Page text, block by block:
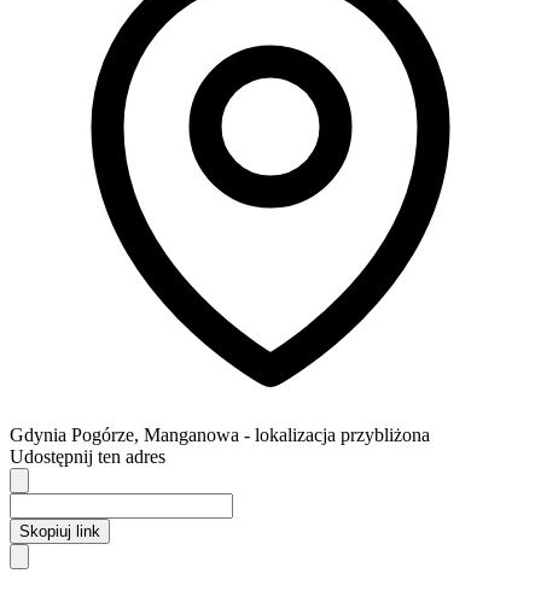
Gdynia Pogórze, Manganowa - lokalizacja przybliżona
Udostępnij ten adres
Skopiuj link